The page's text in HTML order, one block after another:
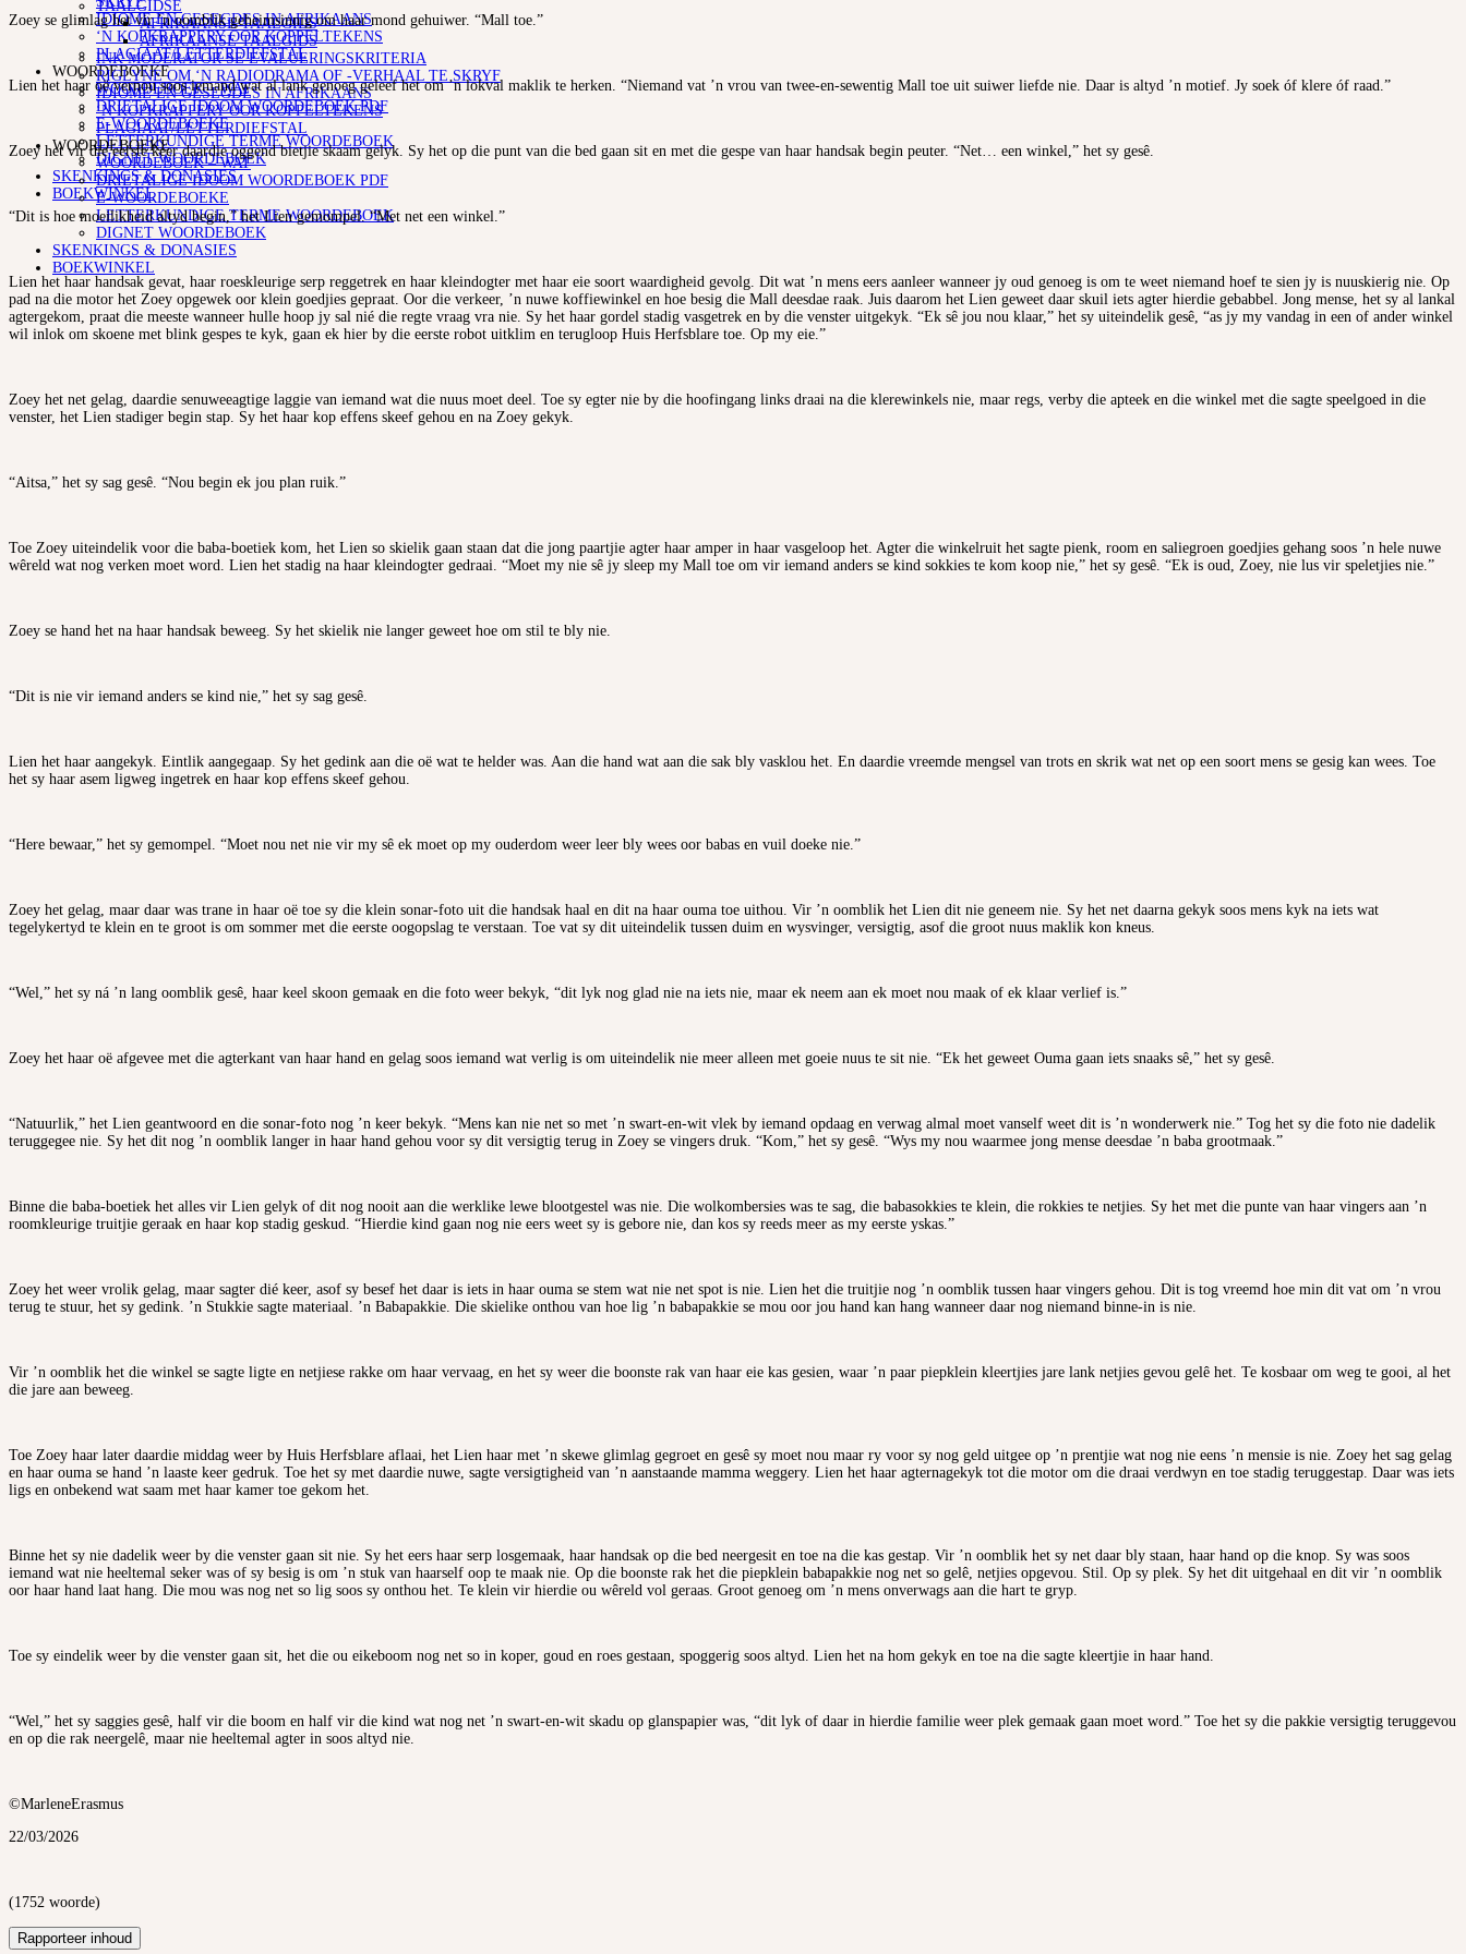
IDIOME EN GESEGDES IN AFRIKAANS
‘N KOPKRAPPERY OOR KOPPELTEKENS
PLAGIAAT/LETTERDIEFSTAL
WOORDEBOEKE
WOORDEBOEK – WAT
DRIETALIGE IDOOM WOORDEBOEK PDF
E-WOORDEBOEKE
LETTERKUNDIGE TERME WOORDEBOEK
DIGNET WOORDEBOEK
SKENKINGS & DONASIES
BOEKWINKEL
TAALGIDSE
AFRIKAANSE TAALGIDS
AFRIKAANSE TAALGIDS
INK MODERATOR SE EVALUERINGSKRITERIA
RIGLYNE OM ‘N RADIODRAMA OF -VERHAAL TE SKRYF
IDIOME EN GESEGDES IN AFRIKAANS
‘N KOPKRAPPERY OOR KOPPELTEKENS
PLAGIAAT/LETTERDIEFSTAL
WOORDEBOEKE
WOORDEBOEK – WAT
DRIETALIGE IDOOM WOORDEBOEK PDF
E-WOORDEBOEKE
LETTERKUNDIGE TERME WOORDEBOEK
DIGNET WOORDEBOEK
SKENKINGS & DONASIES
BOEKWINKEL
Zoey se glimlag het vir ’n oomblik geheimsinnig om haar mond gehuiwer. “Mall toe.”
Lien het haar oë vernou soos iemand wat al lank genoeg geleef het om ’n lokval maklik te herken. “Niemand vat ’n vrou van twee-en-sewentig Mall toe uit suiwer liefde nie. Daar is altyd ’n motief. Jy soek óf klere óf raad.”
Zoey het vir die eerste keer daardie oggend bietjie skaam gelyk. Sy het op die punt van die bed gaan sit en met die gespe van haar handsak begin peuter. “Net… een winkel,” het sy gesê.
“Dit is hoe moeilikheid altyd begin,” het Lien gemompel. “Met net een winkel.”
Lien het haar handsak gevat, haar roeskleurige serp reggetrek en haar kleindogter met haar eie soort waardigheid gevolg. Dit wat ’n mens eers aanleer wanneer jy oud genoeg is om te weet niemand hoef te sien jy is nuuskierig nie. Op
pad na die motor het Zoey opgewek oor klein goedjies gepraat. Oor die verkeer, ’n nuwe koffiewinkel en hoe besig die Mall deesdae raak. Juis daarom het Lien geweet daar skuil iets agter hierdie gebabbel. Jong mense, het sy al lankal
agtergekom, praat die meeste wanneer hulle hoop jy sal nié die regte vraag vra nie. Sy het haar gordel stadig vasgetrek en by die venster uitgekyk. “Ek sê jou nou klaar,” het sy uiteindelik gesê, “as jy my vandag in een of ander winkel
wil inlok om skoene met blink gespes te kyk, gaan ek hier by die eerste robot uitklim en terugloop Huis Herfsblare toe. Op my eie.”
Zoey het net gelag, daardie senuweeagtige laggie van iemand wat die nuus moet deel. Toe sy egter nie by die hoofingang links draai na die klerewinkels nie, maar regs, verby die apteek en die winkel met die sagte speelgoed in die
venster, het Lien stadiger begin stap. Sy het haar kop effens skeef gehou en na Zoey gekyk.
“Aitsa,” het sy sag gesê. “Nou begin ek jou plan ruik.”
Toe Zoey uiteindelik voor die baba-boetiek kom, het Lien so skielik gaan staan dat die jong paartjie agter haar amper in haar vasgeloop het. Agter die winkelruit het sagte pienk, room en saliegroen goedjies gehang soos ’n hele nuwe
wêreld wat nog verken moet word. Lien het stadig na haar kleindogter gedraai. “Moet my nie sê jy sleep my Mall toe om vir iemand anders se kind sokkies te kom koop nie,” het sy gesê. “Ek is oud, Zoey, nie lus vir speletjies nie.”
Zoey se hand het na haar handsak beweeg. Sy het skielik nie langer geweet hoe om stil te bly nie.
“Dit is nie vir iemand anders se kind nie,” het sy sag gesê.
Lien het haar aangekyk. Eintlik aangegaap. Sy het gedink aan die oë wat te helder was. Aan die hand wat aan die sak bly vasklou het. En daardie vreemde mengsel van trots en skrik wat net op een soort mens se gesig kan wees. Toe
het sy haar asem ligweg ingetrek en haar kop effens skeef gehou.
“Here bewaar,” het sy gemompel. “Moet nou net nie vir my sê ek moet op my ouderdom weer leer bly wees oor babas en vuil doeke nie.”
Zoey het gelag, maar daar was trane in haar oë toe sy die klein sonar-foto uit die handsak haal en dit na haar ouma toe uithou. Vir ’n oomblik het Lien dit nie geneem nie. Sy het net daarna gekyk soos mens kyk na iets wat
tegelykertyd te klein en te groot is om sommer met die eerste oogopslag te verstaan. Toe vat sy dit uiteindelik tussen duim en wysvinger, versigtig, asof die groot nuus maklik kon kneus.
“Wel,” het sy ná ’n lang oomblik gesê, haar keel skoon gemaak en die foto weer bekyk, “dit lyk nog glad nie na iets nie, maar ek neem aan ek moet nou maak of ek klaar verlief is.”
Zoey het haar oë afgevee met die agterkant van haar hand en gelag soos iemand wat verlig is om uiteindelik nie meer alleen met goeie nuus te sit nie. “Ek het geweet Ouma gaan iets snaaks sê,” het sy gesê.
“Natuurlik,” het Lien geantwoord en die sonar-foto nog ’n keer bekyk. “Mens kan nie net so met ’n swart-en-wit vlek by iemand opdaag en verwag almal moet vanself weet dit is ’n wonderwerk nie.” Tog het sy die foto nie dadelik
teruggegee nie. Sy het dit nog ’n oomblik langer in haar hand gehou voor sy dit versigtig terug in Zoey se vingers druk. “Kom,” het sy gesê. “Wys my nou waarmee jong mense deesdae ’n baba grootmaak.”
Binne die baba-boetiek het alles vir Lien gelyk of dit nog nooit aan die werklike lewe blootgestel was nie. Die wolkombersies was te sag, die babasokkies te klein, die rokkies te netjies. Sy het met die punte van haar vingers aan ’n
roomkleurige truitjie geraak en haar kop stadig geskud. “Hierdie kind gaan nog nie eers weet sy is gebore nie, dan kos sy reeds meer as my eerste yskas.”
Zoey het weer vrolik gelag, maar sagter dié keer, asof sy besef het daar is iets in haar ouma se stem wat nie net spot is nie. Lien het die truitjie nog ’n oomblik tussen haar vingers gehou. Dit is tog vreemd hoe min dit vat om ’n vrou
terug te stuur, het sy gedink. ’n Stukkie sagte materiaal. ’n Babapakkie. Die skielike onthou van hoe lig ’n babapakkie se mou oor jou hand kan hang wanneer daar nog niemand binne-in is nie.
Vir ’n oomblik het die winkel se sagte ligte en netjiese rakke om haar vervaag, en het sy weer die boonste rak van haar eie kas gesien, waar ’n paar piepklein kleertjies jare lank netjies gevou gelê het. Te kosbaar om weg te gooi, al het
die jare aan beweeg.
Toe Zoey haar later daardie middag weer by Huis Herfsblare aflaai, het Lien haar met ’n skewe glimlag gegroet en gesê sy moet nou maar ry voor sy nog geld uitgee op ’n prentjie wat nog nie eens ’n mensie is nie. Zoey het sag gelag
en haar ouma se hand ’n laaste keer gedruk. Toe het sy met daardie nuwe, sagte versigtigheid van ’n aanstaande mamma weggery. Lien het haar agternagekyk tot die motor om die draai verdwyn en toe stadig teruggestap. Daar was iets
ligs en onbekend wat saam met haar kamer toe gekom het.
Binne het sy nie dadelik weer by die venster gaan sit nie. Sy het eers haar serp losgemaak, haar handsak op die bed neergesit en toe na die kas gestap. Vir ’n oomblik het sy net daar bly staan, haar hand op die knop. Sy was soos
iemand wat nie heeltemal seker was of sy besig is om ’n stuk van haarself oop te maak nie. Op die boonste rak het die piepklein babapakkie nog net so gelê, netjies opgevou. Stil. Op sy plek. Sy het dit uitgehaal en dit vir ’n oomblik
oor haar hand laat hang. Die mou was nog net so lig soos sy onthou het. Te klein vir hierdie ou wêreld vol geraas. Groot genoeg om ’n mens onverwags aan die hart te gryp.
Toe sy eindelik weer by die venster gaan sit, het die ou eikeboom nog net so in koper, goud en roes gestaan, spoggerig soos altyd. Lien het na hom gekyk en toe na die sagte kleertjie in haar hand.
“Wel,” het sy saggies gesê, half vir die boom en half vir die kind wat nog net ’n swart-en-wit skadu op glanspapier was, “dit lyk of daar in hierdie familie weer plek gemaak gaan moet word.” Toe het sy die pakkie versigtig teruggevou
en op die rak neergelê, maar nie heeltemal agter in soos altyd nie.
©MarleneErasmus
22/03/2026
(1752 woorde)
Rapporteer inhoud